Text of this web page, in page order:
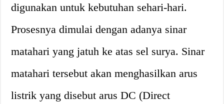
digunakan untuk kebutuhan sehari-hari.
Prosesnya dimulai dengan adanya sinar
matahari yang jatuh ke atas sel surya. Sinar
matahari tersebut akan menghasilkan arus
listrik yang disebut arus DC (Direct